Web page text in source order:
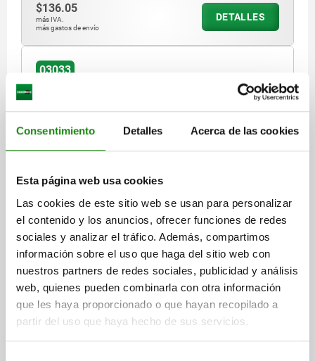
Consentimiento Detalles Acerca de las cookies
Esta página web usa cookies
Las cookies de este sitio web se usan para personalizar
el contenido y los anuncios, ofrecer funciones de redes
sociales y analizar el tráfico. Además, compartimos
información sobre el uso que haga del sitio web con
nuestros partners de redes sociales, publicidad y análisis
web, quienes pueden combinarla con otra información
que les haya proporcionado o que hayan recopilado a
partir del uso que haya hecho de sus servicios.
$136.05
más IVA.
más gastos de envío
DETALLES
03033
PIEZA PRESIÓN CON RESORTE, HEXÁGONO
INTERIOR, DEL MUELLE ESTÁNDAR, D=M05, L=14,
ACERO INOXIDABLE, 1.4404, COMP:BOLA DE
ROSCA=M5
LONGITUD=14
PERFIL DE AGARRE=HEXÁGONO INTERIOR
CARRERA=0,9
D1=3
S=2,5
LLAVE DEL ACERO=1.4404
FUERZA DEL MUELLE INICIAL F1 APROX. N=6
FUERZA DEL MUELLE FINAL F2 APROX. N=11
03033-051